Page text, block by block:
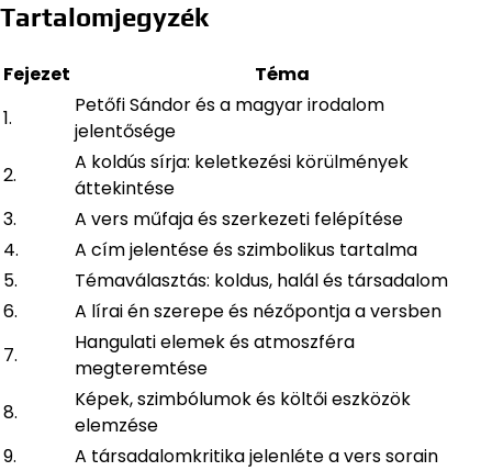
Tartalomjegyzék
Fejezet
Téma
1.
Petőfi Sándor és a magyar irodalom
jelentősége
2.
A koldús sírja: keletkezési körülmények
áttekintése
3.
A vers műfaja és szerkezeti felépítése
4.
A cím jelentése és szimbolikus tartalma
5.
Témaválasztás: koldus, halál és társadalom
6.
A lírai én szerepe és nézőpontja a versben
7.
Hangulati elemek és atmoszféra
megteremtése
8.
Képek, szimbólumok és költői eszközök
elemzése
9.
A társadalomkritika jelenléte a vers sorain